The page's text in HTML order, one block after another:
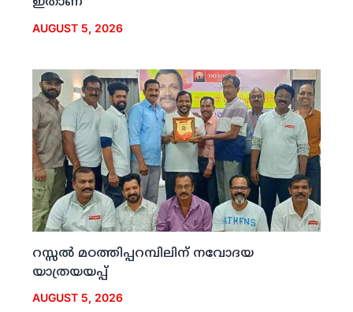
AUGUST 5, 2026
റസ്സല്‍ മഠത്തിപ്പറമ്പിലിന് നവോദയ
യാത്രയയപ്പ്
AUGUST 5, 2026